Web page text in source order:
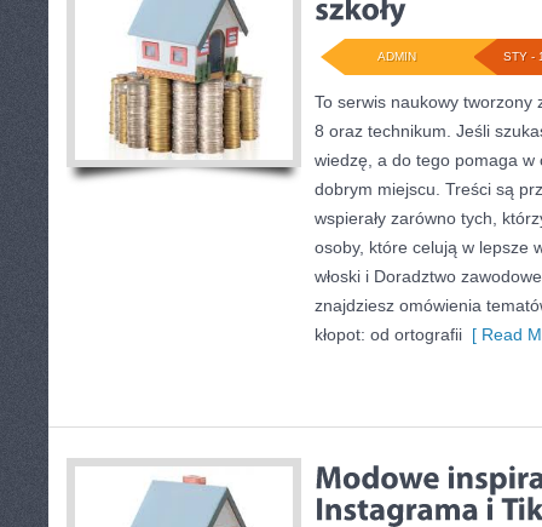
STY -
ADMIN
To serwis naukowy tworzony
8 oraz technikum. Jeśli
wiedzę, a do tego pomaga
dobrym miejscu. Treści są
wspierały zarówno tych,
osoby, które celują w lepsze
włoski i Doradztwo
znajdziesz omówienia
kłopot: od ortografii [ Read